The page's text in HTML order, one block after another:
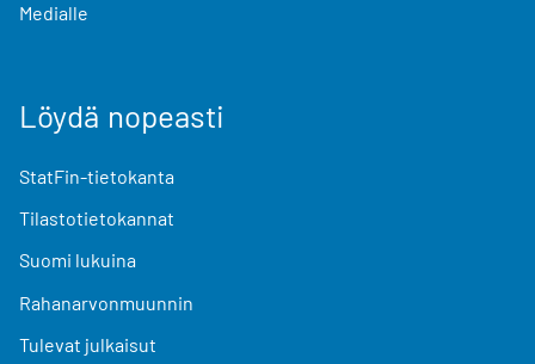
Medialle
Löydä nopeasti
StatFin-tietokanta
Tilastotietokannat
Suomi lukuina
Rahanarvonmuunnin
Tulevat julkaisut